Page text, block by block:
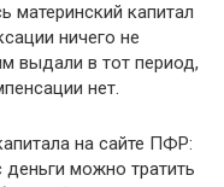
материнский капитал
ничего не
выдали в тот период,
нет.
на сайте ПФР:
деньги можно тратить